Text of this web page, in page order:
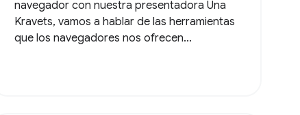
navegador con nuestra presentadora Una
Kravets, vamos a hablar de las herramientas
que los navegadores nos ofrecen...